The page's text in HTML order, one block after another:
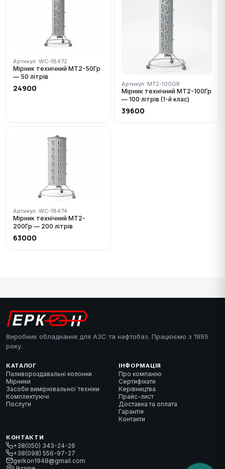
Артикул: WC-18472
Мірник технічний МТ2-50Гр
— 50 літрів
24900 Артикул: MT2-100GR
Мірник технічний МТ2-100Гр
— 100 літрів (1-й клас)
39600
Артикул: WC-18474
Мірник технічний МТ2-
200Гр — 200 літрів
63000
Виробник обладнання для АЗС та нафтобаз. Працюємо з 1995
року.
КАТАЛОГ
Паливороздавальні колонки
Мірники
Засоби вимірювальної техніки
Комплектуючі
Послуги
ІНФОРМАЦІЯ
Про компанію
Сертифікати
Керівництва
Прайс-лист
Доставка та оплата
Гарантія
Контакти
КОНТАКТИ
+38(050) 343-24-26
+38(098) 556-97-27
gerkon1948@gmail.com